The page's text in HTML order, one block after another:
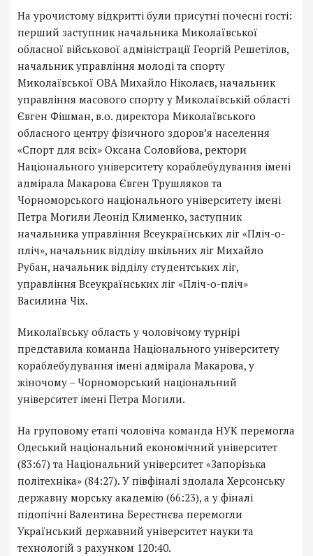
На урочистому відкритті були присутні почесні гості:
перший заступник начальника Миколаївської
обласної військової адміністрації Георгій Решетілов,
начальник управління молоді та спорту
Миколаївської ОВА Михайло Ніколаєв, начальник
управління масового спорту у Миколаївській області
Євген Фішман, в.о. директора Миколаївського
обласного центру фізичного здоров’я населення
«Спорт для всіх» Оксана Соловйова, ректори
Національного університету кораблебудування імені
адмірала Макарова Євген Трушляков та
Чорноморського національного університету імені
Петра Могили Леонід Клименко, заступник
начальника управління Всеукраїнських ліг «Пліч-о-
пліч», начальник відділу шкільних ліг Михайло
Рубан, начальник відділу студентських ліг,
управління Всеукраїнських ліг «Пліч-о-пліч»
Василина Чіх.
Миколаївську область у чоловічому турнірі
представила команда Національного університету
кораблебудування імені адмірала Макарова, у
жіночому – Чорноморський національний
університет імені Петра Могили.
На груповому етапі чоловіча команда НУК перемогла
Одеський національний економічний університет
(83:67) та Національний університет «Запорізька
політехніка» (84:27). У півфіналі здолала Херсонську
державну морську академію (66:23), а у фіналі
підопічні Валентина Берестнєва перемогли
Український державний університет науки та
технологій з рахунком 120:40.